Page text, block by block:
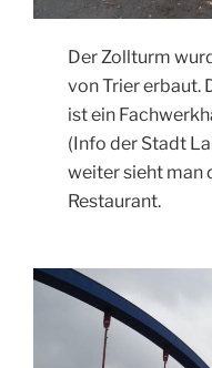
Der Zollturm
von Trier erbaut.
ist ein
(Info der Stadt
weiter sieht man
Restaurant.